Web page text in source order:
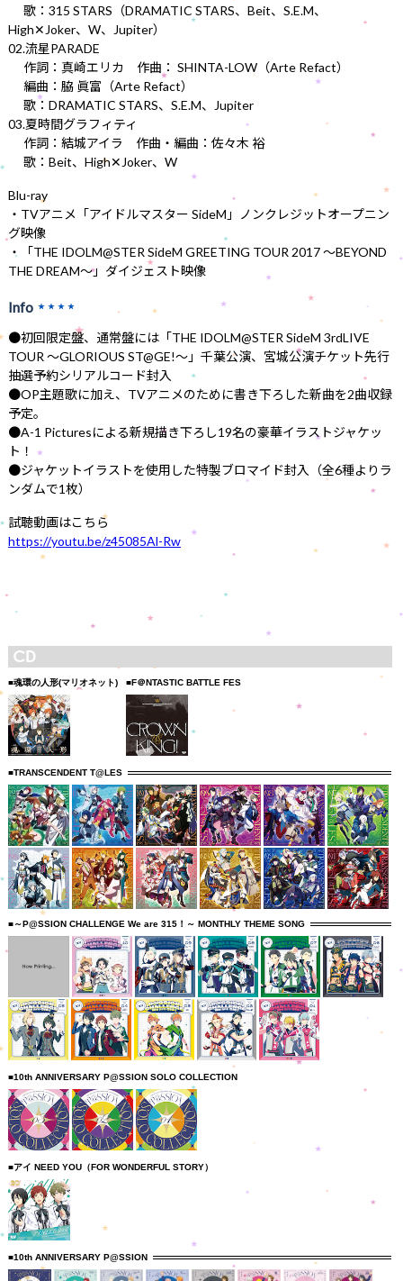
歌：315 STARS（DRAMATIC STARS、Beit、S.E.M、
High✕Joker、W、Jupiter）
02.流星PARADE
作詞：真崎エリカ 作曲： SHINTA-LOW（Arte Refact）
編曲：脇 眞富（Arte Refact）
歌：DRAMATIC STARS、S.E.M、Jupiter
03.夏時間グラフィティ
作詞：結城アイラ 作曲・編曲：佐々木 裕
歌：Beit、High✕Joker、W
Blu-ray
・TVアニメ「アイドルマスター SideM」ノンクレジットオープニン
グ映像
・「THE IDOLM@STER SideM GREETING TOUR 2017 〜BEYOND
THE DREAM〜」ダイジェスト映像
Info ★★★★
●初回限定盤、通常盤には「THE IDOLM@STER SideM 3rdLIVE
TOUR 〜GLORIOUS ST@GE!〜」千葉公演、宮城公演チケット先行
抽選予約シリアルコード封入
●OP主題歌に加え、TVアニメのために書き下ろした新曲を2曲収録
予定。
●A-1 Picturesによる新規描き下ろし19名の豪華イラストジャケッ
ト！
●ジャケットイラストを使用した特製ブロマイド封入（全6種よりラ
ンダムで1枚）
試聴動画はこちら
https://youtu.be/z45085Al-Rw
■魂環の人形(マリオネット) ■F＠NTASTIC BATTLE FES
■TRANSCENDENT T@LES
■～P@SSION CHALLENGE We are 315！～ MONTHLY THEME SONG
■10th ANNIVERSARY P@SSION SOLO COLLECTION
■アイ NEED YOU（FOR WONDERFUL STORY）
■10th ANNIVERSARY P@SSION